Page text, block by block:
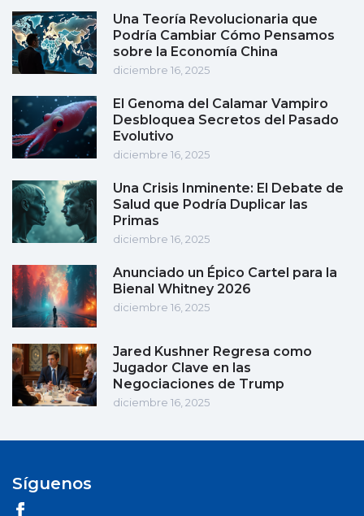
Una Teoría Revolucionaria que
Podría Cambiar Cómo Pensamos
sobre la Economía China
diciembre 16, 2025
El Genoma del Calamar Vampiro
Desbloquea Secretos del Pasado
Evolutivo
diciembre 16, 2025
Una Crisis Inminente: El Debate de
Salud que Podría Duplicar las
Primas
diciembre 16, 2025
Anunciado un Épico Cartel para la
Bienal Whitney 2026
diciembre 16, 2025
Jared Kushner Regresa como
Jugador Clave en las
Negociaciones de Trump
diciembre 16, 2025
Síguenos